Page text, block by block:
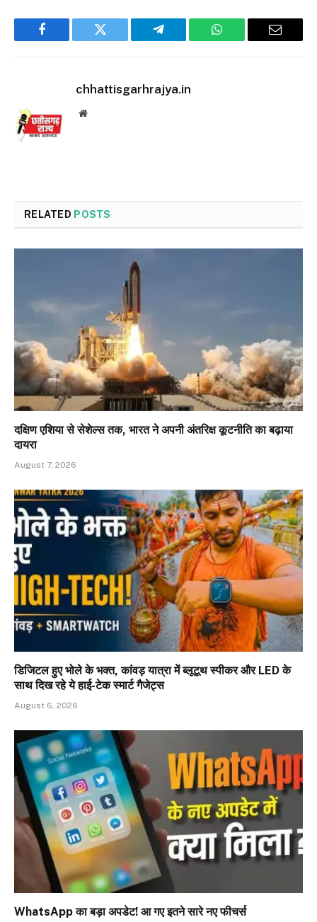
Facebook Twitter Telegram WhatsApp Email
chhattisgarhrajya.in
Website
RELATED POSTS
दक्षिण एशिया से सेशेल्स तक, भारत ने अपनी अंतरिक्ष कूटनीति का बढ़ाया
दायरा
August 7, 2026
डिजिटल हुए भोले के भक्त, कांवड़ यात्रा में ब्लूटूथ स्पीकर और LED के
साथ दिख रहे ये हाई-टेक स्मार्ट गैजेट्स
August 6, 2026
WhatsApp का बड़ा अपडेट! आ गए इतने सारे नए फीचर्स